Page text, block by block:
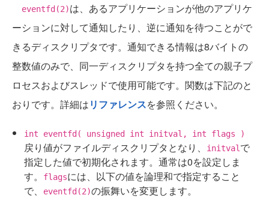
eventfd(2)は、あるアプリケーションが他のアプリケ
ーションに対して通知したり、逆に通知を待つことがで
きるディスクリプタです。通知できる情報は8バイトの
整数値のみで、同一ディスクリプタを持つ全ての親子プ
ロセスおよびスレッドで使用可能です。関数は下記のと
おりです。詳細はリファレンスを参照ください。
int eventfd( unsigned int initval, int flags )
戻り値がファイルディスクリプタとなり、 initval で
指定した値で初期化されます。通常は0を設定しま
す。
flagsには、以下の値を論理和で指定すること
で、
eventfd(2)の振舞いを変更します。